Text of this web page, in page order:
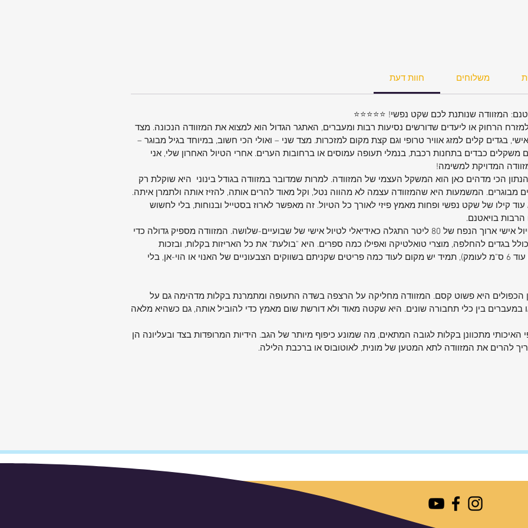
את
את
גלגלי סיליקון
מקום.
המזוודה
לגישה
כדי
חוות דעת משלוחים
המזוודה שנותנת לכם שקט נפשי! ⭐⭐⭐⭐⭐
הרחוק או ליעדים שדורשים נסיעות רבות ומעברים, האתגר הגדול הוא למצוא את המזוודה הנכונה. מצד
בגדים קלים למזג אוויר טרופי וגם קצת מקום למזכרות. מצד שני – ואולי הכי חשוב, במיוחד בגיל מבוגר –
משקלים כבדים בתחנות רכבת, בנמלי תעופה עמוסים או ברחובות הערים. אחרי הטיול האחרון שלי, אני
המדויקת למשימה!
הכי מדהים כאן הוא המשקל העצמי של המזוודה. למרות שמדובר במזוודה בגודל בינוני היא שוקלת רק
מבוגרים. המשמעות היא שהמזוודה עצמה לא מהווה נטל, וקל מאוד להרים אותה, להזיז אותה ולתמרן איתה.
קילו של שקט נפשי ופחות מאמץ פיזי לאורך כל הטיול. זה מאפשר לארוז בסטייל ובנוחות, בלי לחשוש
בויאטנם.
נפח של 80 ליטר: הגודל האידיאלי לטיול אישי ארוך הנפח של 80 ליטר התגלה כאידיאלי לטיול אישי של שבועיים-שלושה. המזוודה מספיק גדולה כדי
בגדים להחלפה, מוצרי טואלטיקה ואפילו כמה ספרים. היא "בולעת" את כל האריזות בקלות, ובזכות
אופציית ההרחבה החכמה (המוסיפה עוד 6 ס"מ לעומק), תמיד יש מקום לעוד כמה פריטים שקניתם בשווקים הצבעוניים של האנוי או הוי-אן, בלי
8 גלגלי הסיליקון הכפולים היא פשוט קסם. המזוודה מחליקה על הרצפה בשדה התעופה ומתמרנת בקלות מדהימה גם על
בין כלי תחבורה שונים. היא שקטה מאוד ולא דורשת שום מאמץ כדי להוביל אותה, גם כשהיא מלאה
האיכותי מתכוונן בקלות לגובה המתאים, מה שמונע כיפוף מיותר של הגב. הידיות המרופדות בצד ובעליונה הן
להרים את המזוודה לתא המטען של מונית, לאוטובוס או ברכבת הלילה.